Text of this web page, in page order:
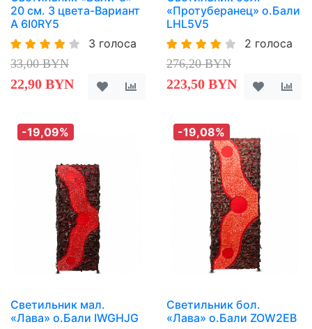
20 см. 3 цвета-Вариант
A 6I0RY5
3 голоса
33,00 BYN
22,90 BYN
«Протуберанец» о.Бали
LHL5V5
2 голоса
276,20 BYN
223,50 BYN
-19,09%
Светильник мал.
«Лава» о.Бали IWGHJG
-19,08%
Светильник бол.
«Лава» о.Бали ZOW2EB